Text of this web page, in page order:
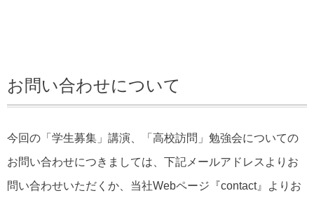
お問い合わせについて
今回の「学生募集」講演、「高校訪問」勉強会についての
お問い合わせにつきましては、下記メールアドレスよりお
問い合わせいただくか、当社Webページ『contact』よりお